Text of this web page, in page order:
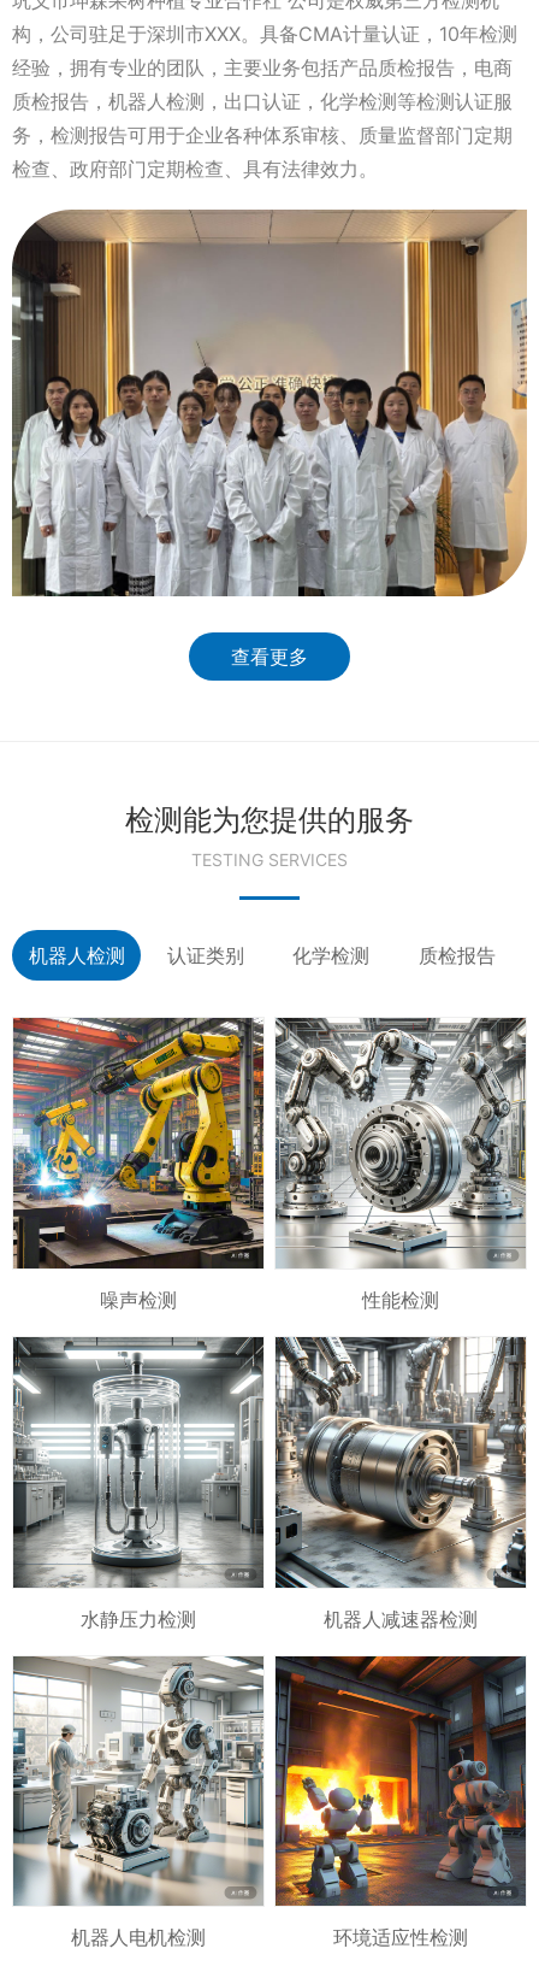
构，公司驻足于深圳市XXX。具备CMA计量认证，10年检测
经验，拥有专业的团队，主要业务包括产品质检报告，电商
质检报告，机器人检测，出口认证，化学检测等检测认证服
务，检测报告可用于企业各种体系审核、质量监督部门定期
检查、政府部门定期检查、具有法律效力。
查看更多
检测能为您提供的服务
TESTING SERVICES
机器人检测 认证类别 化学检测 质检报告
噪声检测 性能检测
水静压力检测 机器人减速器检测
机器人电机检测 环境适应性检测